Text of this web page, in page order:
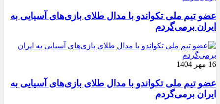
عضو تیم ملی تکواندو با مدال طلای بازی‌های آسیایی به
ایران برمی‌گردم
16 مهر 1404
عضو تیم ملی تکواندو با مدال طلای بازی‌های آسیایی به
ایران برمی‌گردم